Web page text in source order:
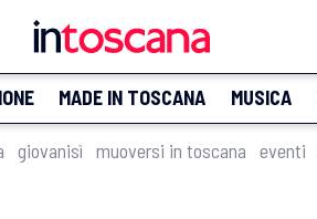
MADE IN TOSCANA MUSICA
giovanisì muoversi in toscana eventi